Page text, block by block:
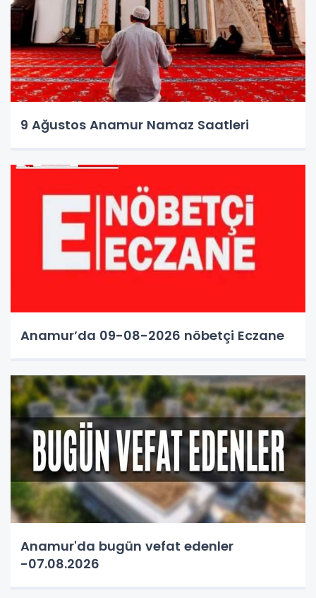
9 Ağustos Anamur Namaz Saatleri
Anamur’da 09-08-2026 nöbetçi Eczane
Anamur'da bugün vefat edenler
-07.08.2026